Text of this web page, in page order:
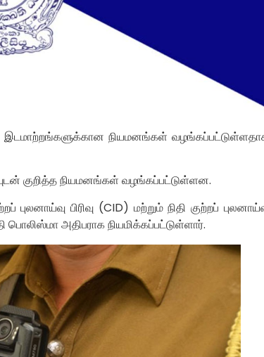
இடமாற்றங்களுக்கான நியமனங்கள்
குறித்த நியமனங்கள் வழங்கப்பட்டுள்ளன.
பிரிவு (CID) மற்றும் நிதி குற்றப்
பொலிஸ்மா அதிபராக நியமிக்கப்பட்டுள்ளார்.